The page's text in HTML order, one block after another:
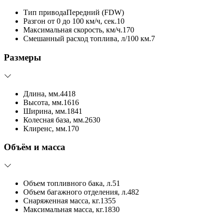
Тип приводаПередний (FDW)
Разгон от 0 до 100 км/ч, сек.10
Максимальная скорость, км/ч.170
Смешанный расход топлива, л/100 км.7
Размеры
Длина, мм.4418
Высота, мм.1616
Ширина, мм.1841
Колесная база, мм.2630
Клиренс, мм.170
Объём и масса
Объем топливного бака, л.51
Объем багажного отделения, л.482
Снаряженная масса, кг.1355
Максимальная масса, кг.1830